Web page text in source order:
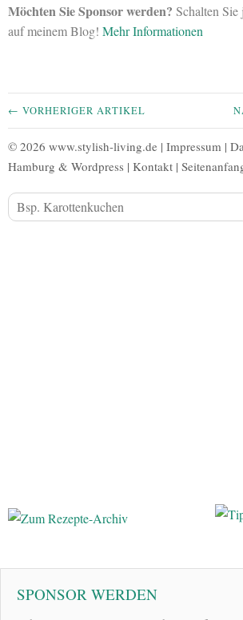
Möchten Sie Sponsor werden? Schalten
auf meinem Blog! Mehr Informationen
← VORHERIGER ARTIKEL
© 2026 www.stylish-living.de | Impressum |
Hamburg & Wordpress | Kontakt |
SPONSOR WERDEN